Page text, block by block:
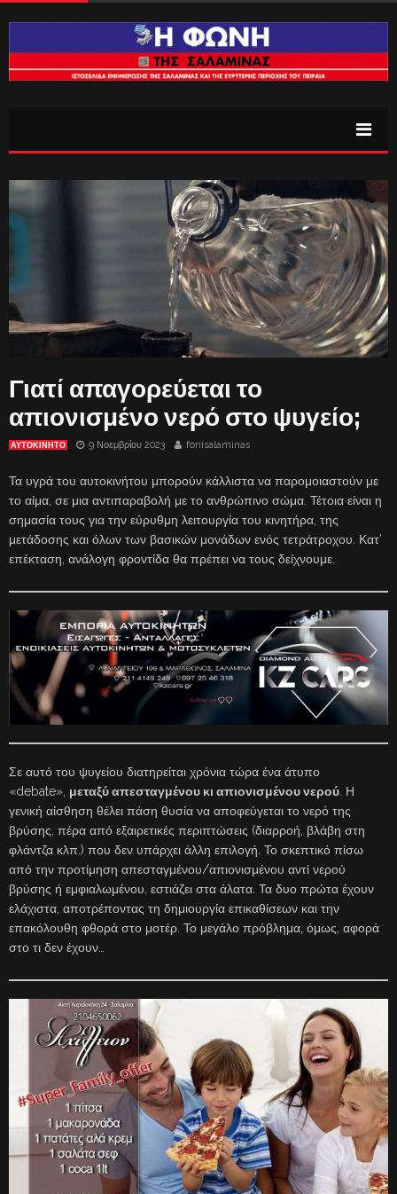
Γιατί απαγορεύεται το
απιονισμένο νερό στο ψυγείο;
ΑΥΤΟΚΙΝΗΤΟ 9 Νοεμβρίου 2023 fonisalaminas
Τα υγρά του αυτοκινήτου μπορούν κάλλιστα να παρομοιαστούν με
το αίμα, σε μια αντιπαραβολή με το ανθρώπινο σώμα. Τέτοια είναι η
σημασία τους για την εύρυθμη λειτουργία του κινητήρα, της
μετάδοσης και όλων των βασικών μονάδων ενός τετράτροχου. Κατ’
επέκταση, ανάλογη φροντίδα θα πρέπει να τους δείχνουμε.
Σε αυτό του ψυγείου διατηρείται χρόνια τώρα ένα άτυπο
«debate», μεταξύ απεσταγμένου κι απιονισμένου νερού . Η
γενική αίσθηση θέλει πάση θυσία να αποφεύγεται το νερό της
βρύσης, πέρα από εξαιρετικές περιπτώσεις (διαρροή, βλάβη στη
φλάντζα κλπ.) που δεν υπάρχει άλλη επιλογή. Το σκεπτικό πίσω
από την προτίμηση απεσταγμένου/απιονισμένου αντί νερού
βρύσης ή εμφιαλωμένου, εστιάζει στα άλατα. Τα δυο πρώτα έχουν
ελάχιστα, αποτρέποντας τη δημιουργία επικαθίσεων και την
επακόλουθη φθορά στο μοτέρ. Το μεγάλο πρόβλημα, όμως, αφορά
στο τι δεν έχουν…